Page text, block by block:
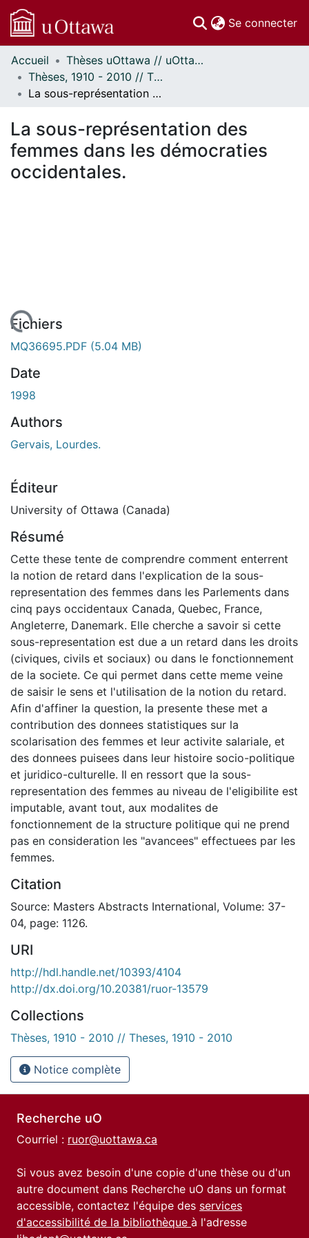
Se connecter
Communautés
et collections
Parcourir
À propos
Accueil
Thèses uOttawa // uOttawa Theses
Thèses, 1910 - 2010 // Theses, 1910 - 2010
La sous-représentation des femmes dans les démocraties occidentales.
La sous-représentation des
femmes dans les démocraties
occidentales.
Fichiers
MQ36695.PDF (5.04 MB)
Date
1998
Authors
Gervais, Lourdes.
Éditeur
University of Ottawa (Canada)
Résumé
Cette these tente de comprendre comment enterrent
la notion de retard dans l'explication de la sous-
representation des femmes dans les Parlements dans
cinq pays occidentaux Canada, Quebec, France,
Angleterre, Danemark. Elle cherche a savoir si cette
sous-representation est due a un retard dans les droits
(civiques, civils et sociaux) ou dans le fonctionnement
de la societe. Ce qui permet dans cette meme veine
de saisir le sens et l'utilisation de la notion du retard.
Afin d'affiner la question, la presente these met a
contribution des donnees statistiques sur la
scolarisation des femmes et leur activite salariale, et
des donnees puisees dans leur histoire socio-politique
et juridico-culturelle. Il en ressort que la sous-
representation des femmes au niveau de l'eligibilite est
imputable, avant tout, aux modalites de
fonctionnement de la structure politique qui ne prend
pas en consideration les "avancees" effectuees par les
femmes.
Citation
Source: Masters Abstracts International, Volume: 37-
04, page: 1126.
URI
http://hdl.handle.net/10393/4104
http://dx.doi.org/10.20381/ruor-13579
Collections
Thèses, 1910 - 2010 // Theses, 1910 - 2010
Notice complète
Recherche uO
Courriel : ruor@uottawa.ca
Si vous avez besoin d'une copie d'une thèse ou d'un
autre document dans Recherche uO dans un format
accessible, contactez l'équipe des services
d'accessibilité de la bibliothèque à l'adresse